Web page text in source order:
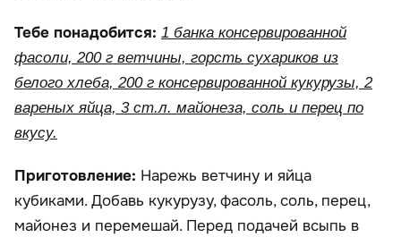
Тебе понадобится: 1 банка консервированной
фасоли, 200 г ветчины, горсть сухариков из
белого хлеба, 200 г консервированной кукурузы, 2
вареных яйца, 3 ст.л. майонеза, соль и перец по
вкусу.
Приготовление: Нарежь ветчину и яйца
кубиками. Добавь кукурузу, фасоль, соль, перец,
майонез и перемешай. Перед подачей всыпь в